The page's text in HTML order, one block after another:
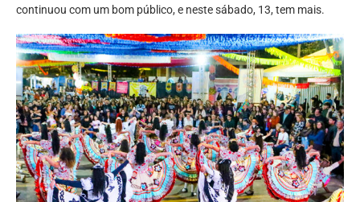
continuou com um bom público, e neste sábado, 13, tem mais.